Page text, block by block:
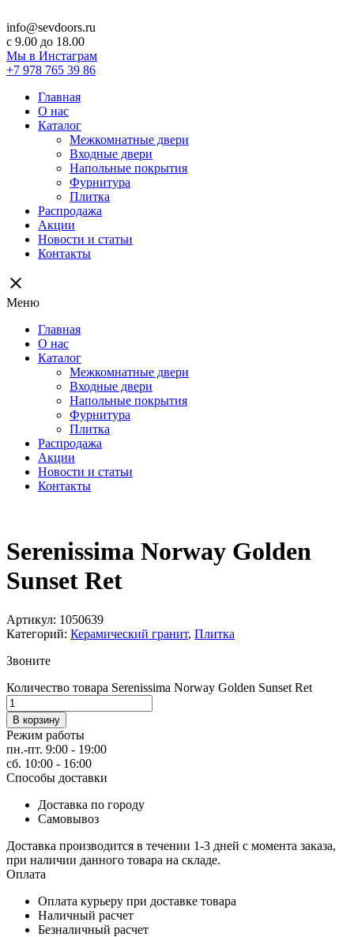
info@sevdoors.ru
c 9.00 до 18.00
Мы в Инстаграм
+7 978 765 39 86
Главная
О нас
Каталог
Межкомнатные двери
Входные двери
Напольные покрытия
Фурнитура
Плитка
Распродажа
Акции
Новости и статьи
Контакты
close
Меню
Главная
О нас
Каталог
Межкомнатные двери
Входные двери
Напольные покрытия
Фурнитура
Плитка
Распродажа
Акции
Новости и статьи
Контакты
Serenissima Norway Golden
Sunset Ret
Артикул: 1050639
Категорий: Керамический гранит, Плитка
Звоните
Количество товара Serenissima Norway Golden Sunset Ret
В корзину
Режим работы
пн.-пт. 9:00 - 19:00
сб. 10:00 - 16:00
Способы доставки
Доставка по городу
Самовывоз
Доставка производится в течении 1-3 дней с момента заказа,
при наличии данного товара на складе.
Оплата
Оплата курьеру при доставке товара
Наличный расчет
Безналичный расчет